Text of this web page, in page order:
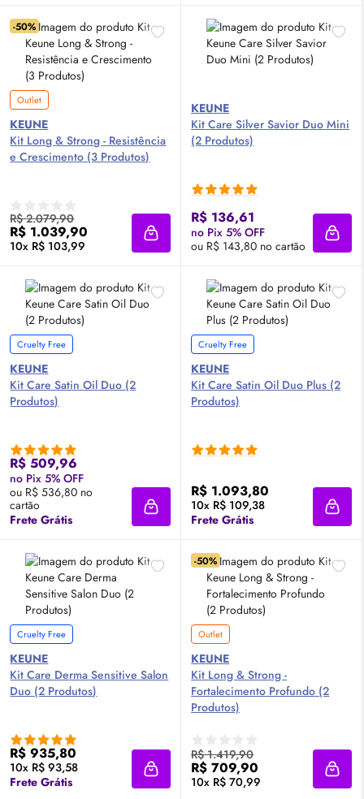
-50%
Outlet
KEUNE
Kit Long & Strong - Resistência
e Crescimento (3 Produtos)
R$ 2.079,90
R$ 1.039,90
10x R$ 103,99 Adicionar à sacola
KEUNE
Kit Care Silver Savior Duo Mini
(2 Produtos)
R$ 136,61
no Pix 5% OFF
ou R$ 143,80 no cartão
Cruelty Free
KEUNE
Kit Care SatinOil Duo (2
Produtos)
R$ 509,96
no Pix 5% OFF
ou R$ 536,80 no
cartão
Frete Grátis
Adicionar à sacola
Cruelty Free
KEUNE
Kit Care SatinOil Duo Plus (2
Produtos)
R$ 1.093,80
10x R$ 109,38
Frete Grátis
Cruelty Free
KEUNE
Kit Care Derma Sensitive Salon
Duo (2 Produtos)
R$ 935,80
10x R$ 93,58
Frete Grátis
Adicionar à sacola
-50%
Outlet
KEUNE
Kit Long & Strong -
Fortalecimento Profundo (2
Produtos)
R$ 1.419,90
R$ 709,90
10x R$ 70,99